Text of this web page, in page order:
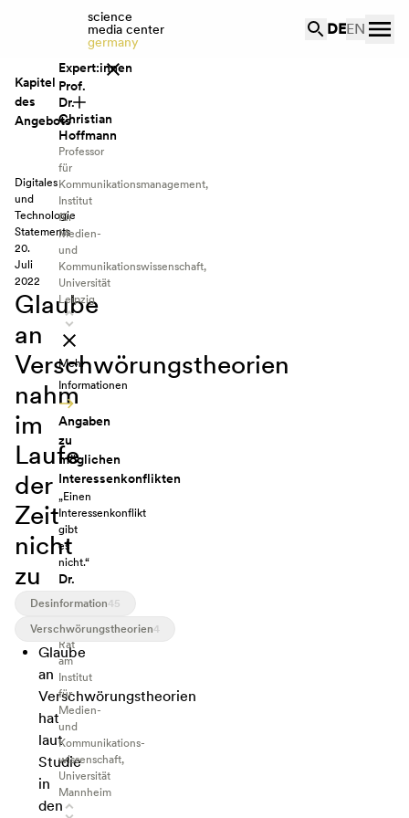
science
media center
germany
DEEN
Kapitel
des
Angebots
Statements
Prof. Dr.
Christian
Hoffmann
Dr. Philipp
Müller
Dr. Lena
Frischlich
Interessenkonflikte
Quellen
Digitales
und
Technologie
Statements
20.
Juli
2022
Glaube
an
Verschwörungstheorien
nahm
im
Laufe
der
Zeit
nicht
zu
Desinformation45
Verschwörungstheorien4
Glaube
an
Verschwörungstheorien
hat
laut
Studie
in
den
Expert:innen
Prof.
Dr.
Christian
Hoffmann
Professor
für
Kommunikationsmanagement,
Institut
für
Medien-
und
Kommunikationswissenschaft,
Universität
Leipzig
Mehr
Informationen
Angaben
zu
möglichen
Interessenkonflikten
„Einen
Interessenkonflikt
gibt
es
nicht.“
Dr.
Müller
Akademischer
Rat
am
Institut
für
Medien-
und
Kommunikations­
wissenschaft,
Universität
Mannheim